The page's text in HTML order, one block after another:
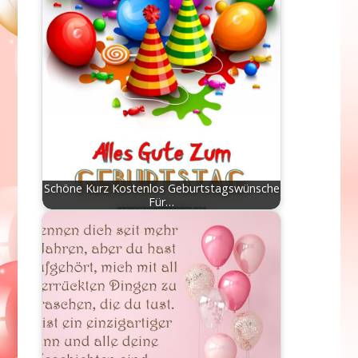
Schöne Kurz Kostenlos Geburtstagswünsche
Für…